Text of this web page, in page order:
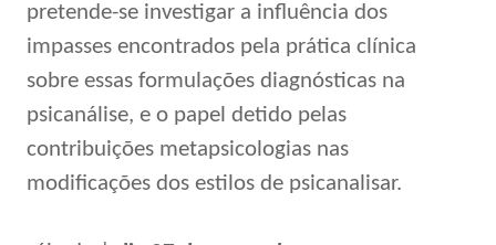
pretende-se investigar a influência dos
impasses encontrados pela prática clínica
sobre essas formulações diagnósticas na
psicanálise, e o papel detido pelas
contribuições metapsicologias nas
modificações dos estilos de psicanalisar.